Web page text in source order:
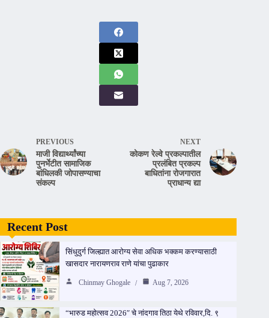
PREVIOUS
माजी विद्यार्थ्यांच्या
पुनर्भेटीत सामाजिक
बांधिलकी जोपासण्याचा
संकल्प
NEXT
कोकण रेल्वे प्रकल्पातील
प्रलंबित प्रकल्प
बाधितांना रोजगारात
प्राधान्य द्या
Recent Post
सिंधुदुर्ग जिल्ह्यात आरोग्य सेवा अधिक भक्कम करण्यासाठी
खासदार नारायणराव राणे यांचा पुढाकार
Chinmay Ghogale Aug 7, 2026
“भारुड महोत्सव 2026″ चे नांदगाव तिठा येथे रविवार,दि. ९